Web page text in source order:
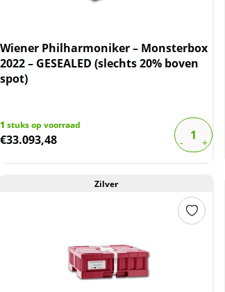
Wiener Philharmoniker – Monsterbox
2022 – GESEALED (slechts 20% boven
spot)
1 stuks op voorraad
€33.093,48
Zilver